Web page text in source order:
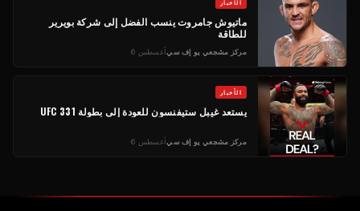
الأخبار
ماتيوش جامروت ينسب الفضل إلى شركة بويرير
للطاقة
مركز مشجعي يو إف سيأغسطس 6
الأخبار
يستعد غيبل ستيفنسون للعودة إلى بطولة UFC 331
مركز مشجعي يو إف سيأغسطس 6